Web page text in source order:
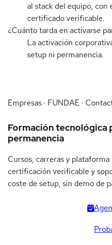
al stack del equipo, con
certificado verificable.
¿Cuánto tarda en activarse
La activación
setup ni permanencia.
Empresas · FUNDAE ·
Formación tecnológica
permanencia
Cursos, carreras y
certificación verificable y
coste de setup, sin demo de